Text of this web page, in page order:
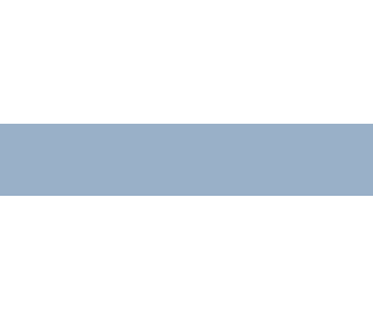
um sie zu überprüfen, und die